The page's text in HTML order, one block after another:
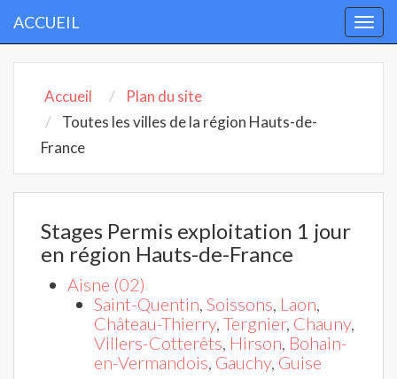
ACCUEIL
Accueil
Plan du site
Toutes les villes de la région Hauts-de-
France
Stages Permis exploitation 1 jour
en région Hauts-de-France
Aisne (02)
Saint-Quentin, Soissons, Laon,
Château-Thierry, Tergnier, Chauny,
Villers-Cotterêts, Hirson, Bohain-
en-Vermandois, Gauchy, Guise